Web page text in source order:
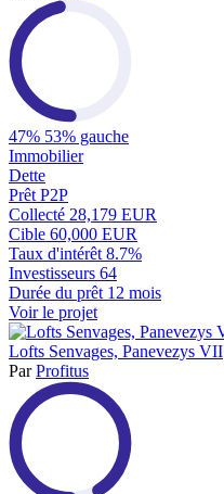
47% 53% gauche
Immobilier
Dette
Prêt P2P
Collecté 28,179 EUR
Cible 60,000 EUR
Taux d'intérêt 8.7%
Investisseurs 64
Durée du prêt 12 mois
Voir le projet
Lofts Senvages, Panevezys VII
ParProfitus